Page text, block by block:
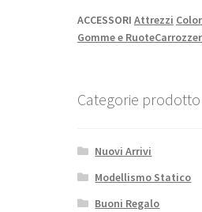
ACCESSORI Attrezzi
Gomme e Ruote
Categorie prodotto
Nuovi Arrivi
Modellismo Statico
Buoni Regalo